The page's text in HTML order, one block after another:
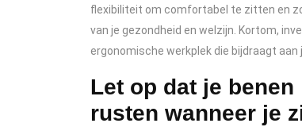
flexibiliteit om comfortabel te zitten en
van je gezondheid en welzijn. Kortom,
ergonomische werkplek die bijdraagt
Let op dat je
rusten wanneer je